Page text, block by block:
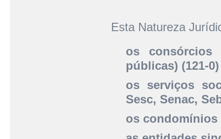
Esta Natureza
os consórcios
públicas) (121-0)
os serviços
Sesc, Senac,
os condomínios